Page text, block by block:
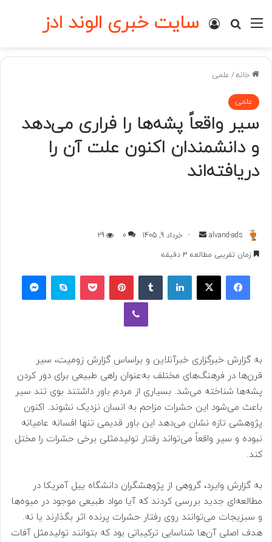
سایت خبری الوند ادز منو جستجو برای
ورود
خانه/ علمی
علمی
سیر واقعاً پشه‌ها را فراری می‌دهد
و دانشمندان اکنون علت آن را
دریافته‌اند
alvand-ads
ارسال خرداد 9, 1405 0
29
زمان تقریبی مطالعه 3 دقیقه
فیسبوکایکس لینکداینتامبلر پینتریستپاکت اسکایپ مسنجر
وایبر
به گزارش خبرگزاری خبرآنلاین و براساس گزارش زومیت، سیر
قرن‌ها در فرهنگ‌های مختلف به‌عنوان راهی طبیعی برای دور کردن
پشه‌ها شناخته می‌شد. بسیاری از مردم باور داشتند بوی تند سیر
باعث می‌شود این حشرات مزاحم به انسان نزدیک نشوند. اکنون
پژوهشی تازه نشان می‌دهد این باور قدیمی تنها افسانه عامیانه
نبوده و سیر واقعاً می‌تواند رفتار تولیدمثلی برخی حشرات را مختل
کند.
به گزارش وایرد، گروهی از پژوهشگران دانشگاه ییل آمریکا در
مطالعه‌ای جدید بررسی کردند که آیا مواد طبیعی موجود در میوه‌ها
و سبزیجات می‌توانند روی رفتار حشرات پرنده اثر بگذارند یا نه.
هدف اصلی آن‌ها شناسایی ترکیباتی بود که بتوانند تولیدمثل آفات